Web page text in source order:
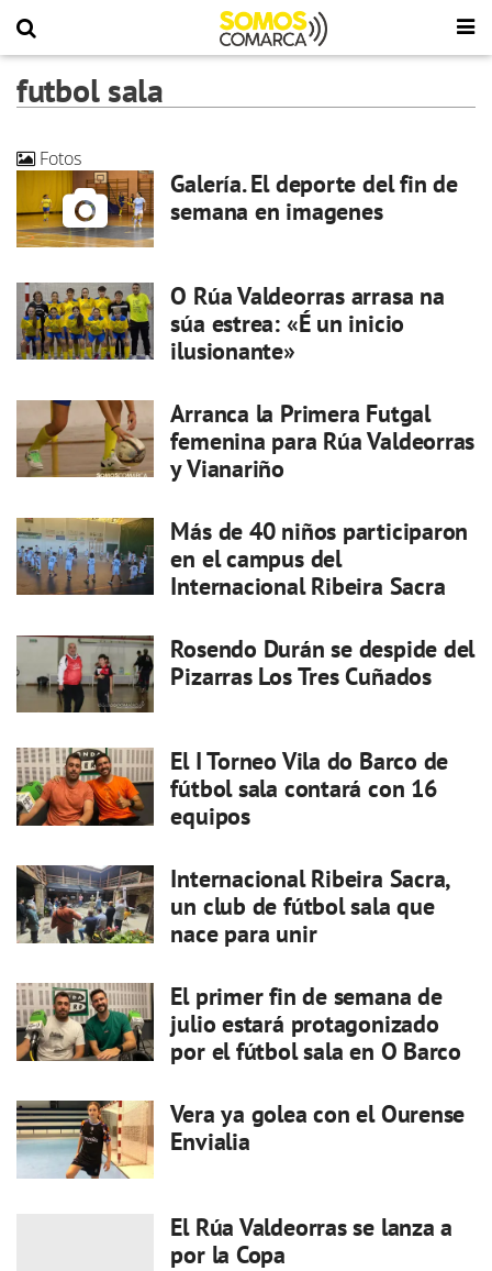
futbol sala
Fotos
Galería. El deporte del fin de
semana en imagenes
O Rúa Valdeorras arrasa na
súa estrea: «É un inicio
ilusionante»
Arranca la Primera Futgal
femenina para Rúa Valdeorras
y Vianariño
Más de 40 niños participaron
en el campus del
Internacional Ribeira Sacra
Rosendo Durán se despide del
Pizarras Los Tres Cuñados
El I Torneo Vila do Barco de
fútbol sala contará con 16
equipos
Internacional Ribeira Sacra,
un club de fútbol sala que
nace para unir
El primer fin de semana de
julio estará protagonizado
por el fútbol sala en O Barco
Vera ya golea con el Ourense
Envialia
El Rúa Valdeorras se lanza a
por la Copa